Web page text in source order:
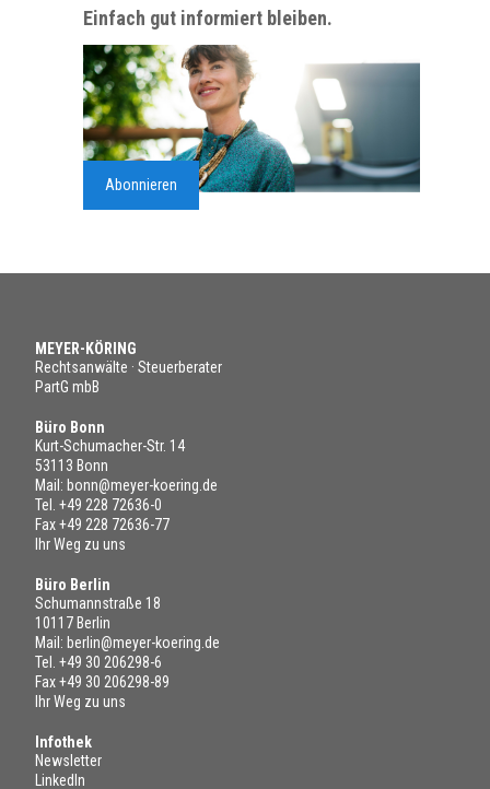
Einfach gut informiert bleiben.
Abonnieren
MEYER-KÖRING
Rechtsanwälte · Steuerberater
PartG mbB
Büro Bonn
Kurt-Schumacher-Str. 14
53113 Bonn
Mail: bonn@meyer-koering.de
Tel. +49 228 72636-0
Fax +49 228 72636-77
Ihr Weg zu uns
Büro Berlin
Schumannstraße 18
10117 Berlin
Mail: berlin@meyer-koering.de
Tel. +49 30 206298-6
Fax +49 30 206298-89
Ihr Weg zu uns
Infothek
Newsletter
LinkedIn